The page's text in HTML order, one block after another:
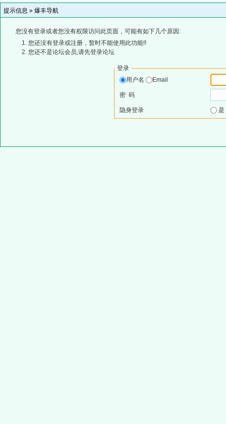
提示信息 » 爆丰导航
您没有登录或者您没有权限访问此页面，可能有如下几个原因:
您还没有登录或注册，暂时不能使用此功能!!
您还不是论坛会员,请先登录论坛
登录
用户名
Email
密 码
隐身登录